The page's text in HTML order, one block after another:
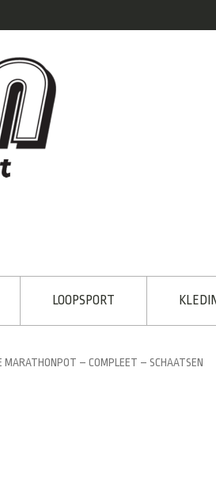
LOOPSPORT
– COMPLEET – SCHAATSEN